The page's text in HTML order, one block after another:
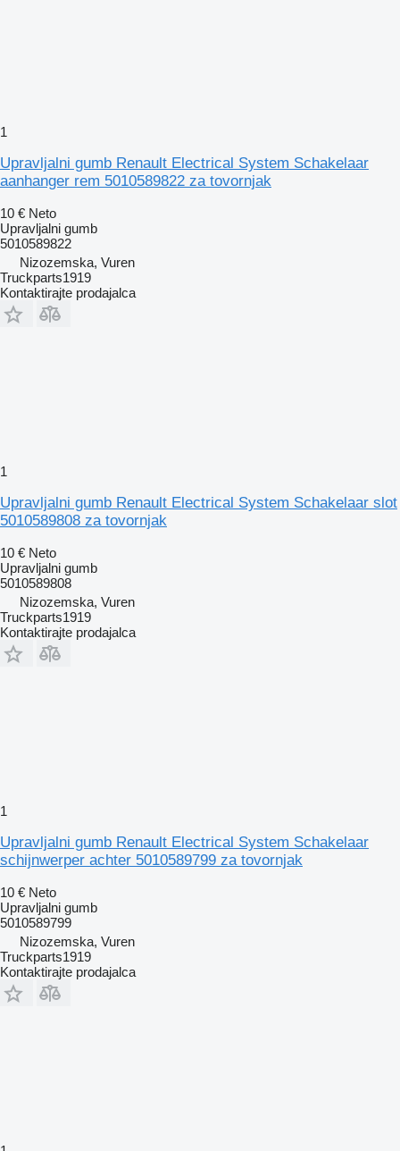
1
Upravljalni gumb Renault Electrical System Schakelaar
aanhanger rem 5010589822 za tovornjak
10 € Neto
Upravljalni gumb
5010589822
Nizozemska, Vuren
Truckparts1919
Kontaktirajte prodajalca
1
Upravljalni gumb Renault Electrical System Schakelaar slot
5010589808 za tovornjak
10 € Neto
Upravljalni gumb
5010589808
Nizozemska, Vuren
Truckparts1919
Kontaktirajte prodajalca
1
Upravljalni gumb Renault Electrical System Schakelaar
schijnwerper achter 5010589799 za tovornjak
10 € Neto
Upravljalni gumb
5010589799
Nizozemska, Vuren
Truckparts1919
Kontaktirajte prodajalca